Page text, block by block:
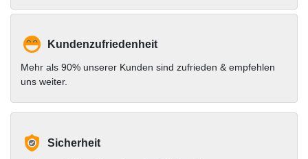
Kundenzufriedenheit
Mehr als 90% unserer Kunden sind zufrieden & empfehlen
uns weiter.
Sicherheit